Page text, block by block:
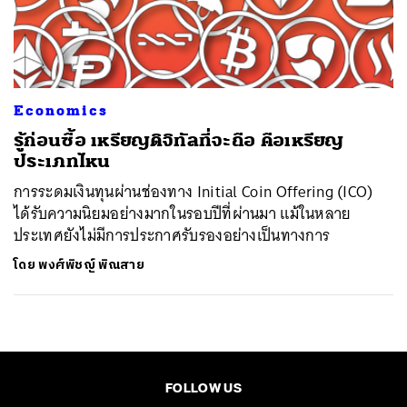
Economics
รู้ก่อนซื้อ เหรียญดิจิทัลที่จะถือ คือเหรียญ
ประเภทไหน
การระดมเงินทุนผ่านช่องทาง Initial Coin Offering (ICO)
ได้รับความนิยมอย่างมากในรอบปีที่ผ่านมา แม้ในหลาย
ประเทศยังไม่มีการประกาศรับรองอย่างเป็นทางการ
โดยพงศ์พิชญ์ พิณสาย
FOLLOW US
ค้นหา
SHARE TWEET LINE EMAIL